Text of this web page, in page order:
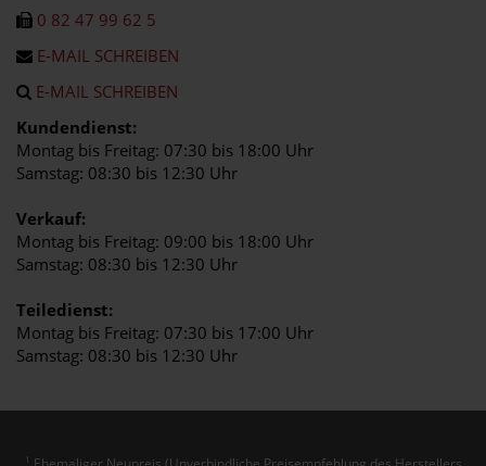
0 82 47 99 62 5
E-MAIL SCHREIBEN
E-MAIL SCHREIBEN
Kundendienst:
Montag bis Freitag: 07:30 bis 18:00 Uhr
Samstag: 08:30 bis 12:30 Uhr
Verkauf:
Montag bis Freitag: 09:00 bis 18:00 Uhr
Samstag: 08:30 bis 12:30 Uhr
Teiledienst:
Montag bis Freitag: 07:30 bis 17:00 Uhr
Samstag: 08:30 bis 12:30 Uhr
1